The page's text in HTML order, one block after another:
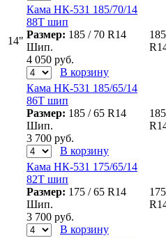
14"
Кама НК-531 185/70/14
88Т шип
Размер: 185 / 70 R14
Шип.
4 050 руб.
В корзину
Кама НК-531 185/65/14
86Т шип
Размер: 185 / 65 R14
Шип.
3 700 руб.
В корзину
Кама НК-531 175/65/14
82Т шип
Размер: 175 / 65 R14
Шип.
3 700 руб.
В корзину